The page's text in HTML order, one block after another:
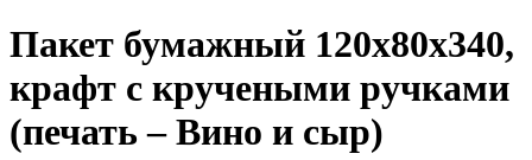
Пакет бумажный 120х80х340,
крафт с кручеными ручками
(печать – Вино и сыр)